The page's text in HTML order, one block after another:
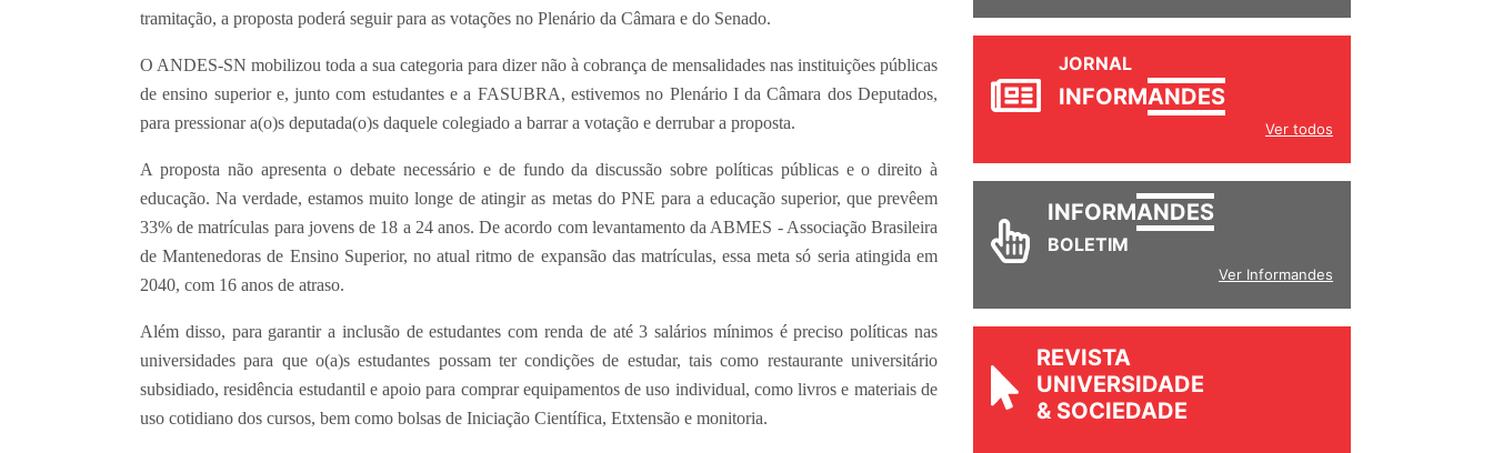
tramitação, a proposta poderá seguir para as votações no Plenário da Câmara e do Senado.
O ANDES-SN mobilizou toda a sua categoria para dizer não à cobrança de mensalidades nas instituições públicas
de ensino superior e, junto com estudantes e a FASUBRA, estivemos no Plenário I da Câmara dos Deputados,
para pressionar a(o)s deputada(o)s daquele colegiado a barrar a votação e derrubar a proposta.
A proposta não apresenta o debate necessário e de fundo da discussão sobre políticas públicas e o direito à
educação. Na verdade, estamos muito longe de atingir as metas do PNE para a educação superior, que prevêem
33% de matrículas para jovens de 18 a 24 anos. De acordo com levantamento da ABMES - Associação Brasileira
de Mantenedoras de Ensino Superior, no atual ritmo de expansão das matrículas, essa meta só seria atingida em
2040, com 16 anos de atraso.
Além disso, para garantir a inclusão de estudantes com renda de até 3 salários mínimos é preciso políticas nas
universidades para que o(a)s estudantes possam ter condições de estudar, tais como restaurante universitário
subsidiado, residência estudantil e apoio para comprar equipamentos de uso individual, como livros e materiais de
uso cotidiano dos cursos, bem como bolsas de Iniciação Científica, Etxtensão e monitoria.
INFORM
INFORMANDES
BOLETIM
REVISTA
UNIVERSIDADE
& SOCIEDADE